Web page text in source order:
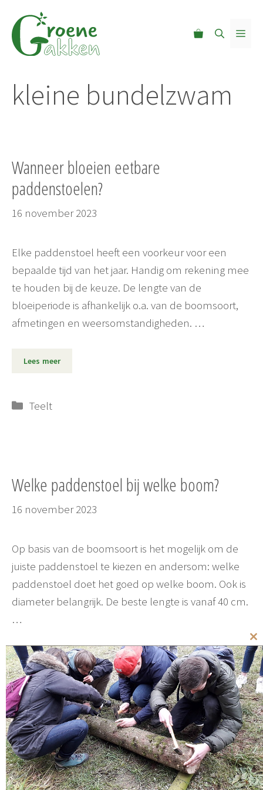
naar
kleine bundelzwam
Wanneer bloeien eetbare
paddenstoelen?
16 november 2023
Elke paddenstoel heeft een voorkeur voor een
bepaalde tijd van het jaar. Handig om rekening mee
te houden bij de keuze. De lengte van de
bloeiperiode is afhankelijk o.a. van de boomsoort,
afmetingen en weersomstandigheden. …
Lees meer
Categorieën
Teelt
Welke paddenstoel bij welke boom?
16 november 2023
Op basis van de boomsoort is het mogelijk om de
juiste paddenstoel te kiezen en andersom: welke
paddenstoel doet het goed op welke boom. Ook is
diameter belangrijk. De beste lengte is vanaf 40 cm.
…
Lees meer
Categorieën
Teelt
Multizwam Totemboom